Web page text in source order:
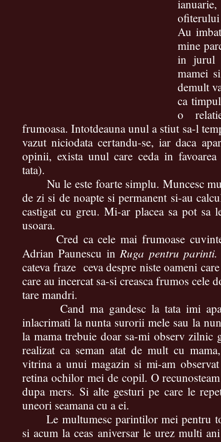
Au
mine
in jurul
mamei
demult
ca
o
frumoasa. Intotdeauna unul a stiut sa-l
vazut niciodata certandu-se, iar daca
opinii, exista unul care ceda in
tata).
Nu le este foarte simplu. Muncesc
de zi si de noapte si permanent si-au
castigat cu greu. Mi-ar placea sa pot sa
usoara.
Cred ca cele mai frumoase cuvinte
Adrian Paunescu inRuga pentru parinti.
cateva fraze ceva despre niste oameni
care au incercat sa-si creasca frumos cele
tare mandri.
Cand ma gandesc la tata imi
inlacrimati la nunta surorii mele sau la
la mama trebuie doar sa-mi observ zilnic
realizat ca seman atat de mult cu
vitrina a unui magazin si mi-am
retina ochilor mei de copil. O
dupa mers. Si alte gesturi pe care le
uneori seamana cu a ei.
Le multumesc parintilor mei pentru
si acum la ceas aniversar le urez multi